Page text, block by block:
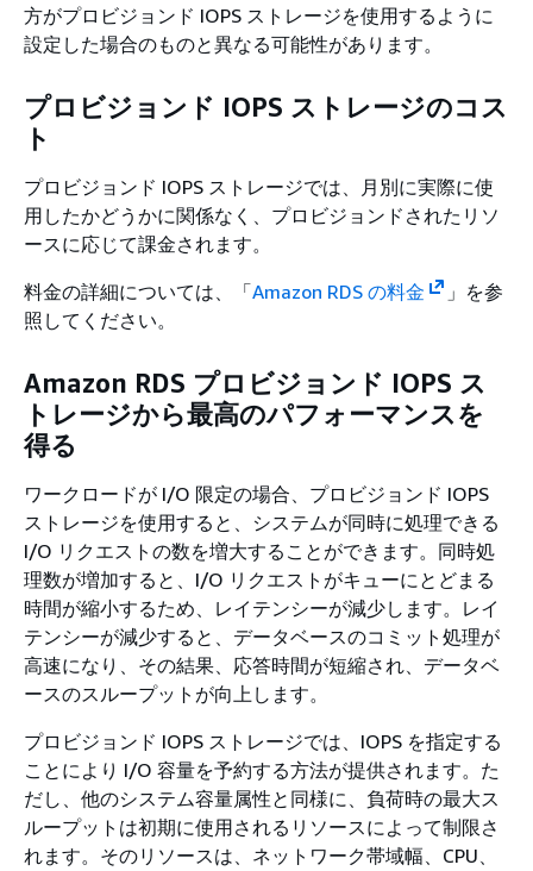
方がプロビジョンド IOPS ストレージを使用するように
設定した場合のものと異なる可能性があります。
プロビジョンド IOPS ストレージのコス
ト
プロビジョンド IOPS ストレージでは、月別に実際に使
用したかどうかに関係なく、プロビジョンドされたリソ
ースに応じて課金されます。
料金の詳細については、「Amazon RDS の料金
」を参
照してください。
Amazon RDS プロビジョンド IOPS ス
トレージから最高のパフォーマンスを
得る
ワークロードが I/O 限定の場合、プロビジョンド IOPS
ストレージを使用すると、システムが同時に処理できる
I/O リクエストの数を増大することができます。同時処
理数が増加すると、I/O リクエストがキューにとどまる
時間が縮小するため、レイテンシーが減少します。レイ
テンシーが減少すると、データベースのコミット処理が
高速になり、その結果、応答時間が短縮され、データベ
ースのスループットが向上します。
プロビジョンド IOPS ストレージでは、IOPS を指定する
ことにより I/O 容量を予約する方法が提供されます。た
だし、他のシステム容量属性と同様に、負荷時の最大ス
ループットは初期に使用されるリソースによって制限さ
れます。そのリソースは、ネットワーク帯域幅、CPU、